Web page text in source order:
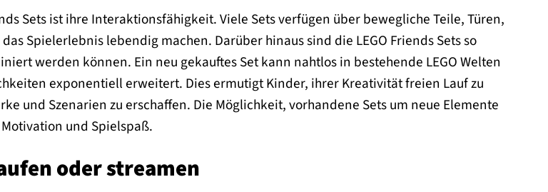
Sets ist ihre Interaktionsfähigkeit. Viele Sets verfügen über bewegliche Teile, Türen,
Spielerlebnis lebendig machen. Darüber hinaus sind die LEGO Friends Sets so
werden können. Ein neu gekauftes Set kann nahtlos in bestehende LEGO Welten
exponentiell erweitert. Dies ermutigt Kinder, ihrer Kreativität freien Lauf zu
und Szenarien zu erschaffen. Die Möglichkeit, vorhandene Sets um neue Elemente
und Spielspaß.
oder streamen